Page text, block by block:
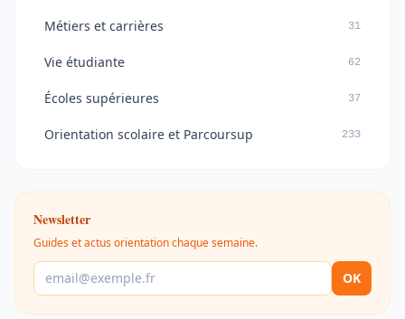
Métiers et carrières 31
Vie étudiante 62
Écoles supérieures 37
Orientation scolaire et Parcoursup 233
Newsletter
Guides et actus orientation chaque semaine.
OK